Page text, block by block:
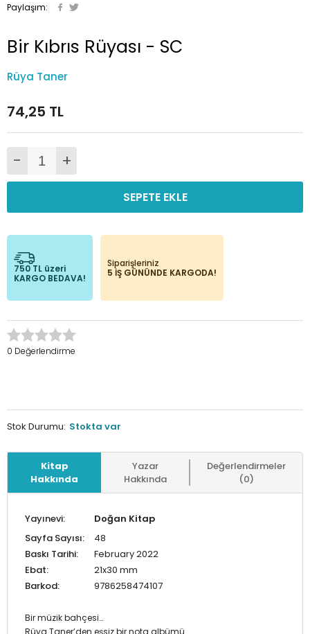
Paylaşım:
Bir Kıbrıs Rüyası - SC
Rüya Taner
74,25 TL
- +
SEPETE EKLE
750 TL üzeri
KARGO BEDAVA!
Siparişleriniz
5 İŞ GÜNÜNDE KARGODA!
0 Değerlendirme
Stok Durumu: Stokta var
Kitap
Hakkında
Yazar
Hakkında
Değerlendirmeler
(0)
Yayınevi:
Doğan Kitap
Sayfa Sayısı:
48
Baskı Tarihi:
February 2022
Ebat:
21x30 mm
Barkod:
9786258474107
Bir müzik bahçesi…